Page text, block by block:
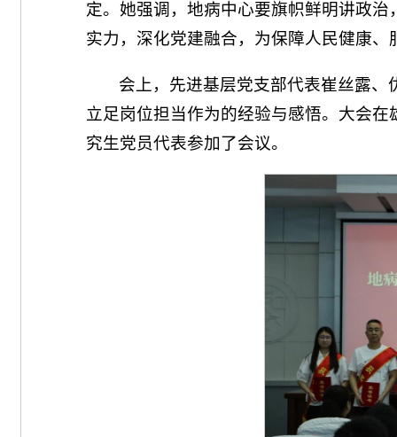
定。她强调，地病中心要旗帜鲜明讲政
实力，深化党建融合，为保障人民健康
会上，先进基层党支部代表崔丝露
立足岗位担当作为的经验与感悟。大会
究生党员代表参加了会议。